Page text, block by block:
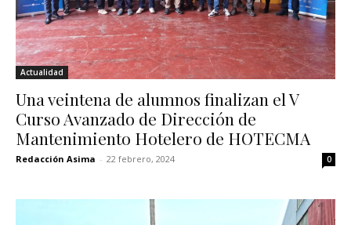
Actualidad
Una veintena de alumnos finalizan el V
Curso Avanzado de Dirección de
Mantenimiento Hotelero de HOTECMA
Redacción Asima - 22 febrero, 2024 0